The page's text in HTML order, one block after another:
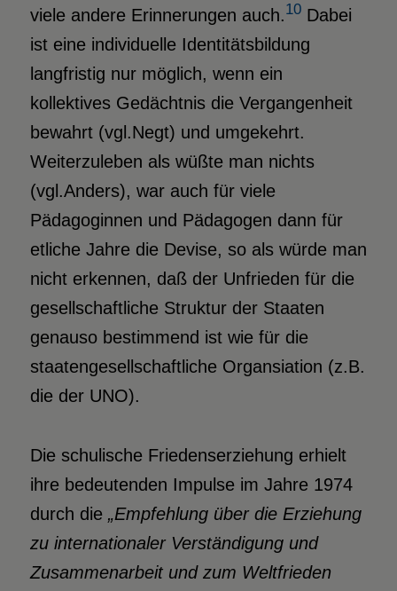
viele andere Erinnerungen auch.10Dabei
ist eine individuelle Identitätsbildung
langfristig nur möglich, wenn ein
kollektives Gedächtnis die Vergangenheit
bewahrt (vgl.Negt) und umgekehrt.
Weiterzuleben als wüßte man nichts
(vgl.Anders), war auch für viele
Pädagoginnen und Pädagogen dann für
etliche Jahre die Devise, so als würde man
nicht erkennen, daß der Unfrieden für die
gesellschaftliche Struktur der Staaten
genauso bestimmend ist wie für die
staatengesellschaftliche Organsiation (z.B.
die der UNO).
Die schulische Friedenserziehung erhielt
ihre bedeutenden Impulse im Jahre 1974
durch die „Empfehlung über die Erziehung
zu internationaler Verständigung und
Zusammenarbeit und zum Weltfrieden